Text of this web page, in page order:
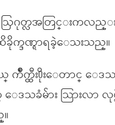
တ္လအတြင္းကလည္း က်ိဳ
ခိုက္ဒဏ္ရာရခဲ့ေသးသည္။
က်ိဳက္ထီး႐ိုးေတာင္ ေဒ
သခံမ်ား သြားလာ လု